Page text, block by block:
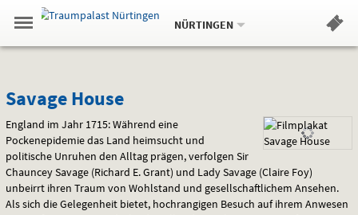
Springe
zum
,zum
.
Navigation
Gehe
zur
Standortauswahl
Standort:
NÜRTINGEN.
Hinweis
Savage
House
Savage House
England im Jahr 1715: Während eine
Pockenepidemie das Land heimsucht und
politische Unruhen den Alltag prägen, verfolgen Sir
Chauncey Savage (Richard E. Grant) und Lady Savage (Claire Foy)
unbeirrt ihren Traum von Wohlstand und gesellschaftlichem Ansehen.
Als sich die Gelegenheit bietet, hochrangigen Besuch auf ihrem Anwesen